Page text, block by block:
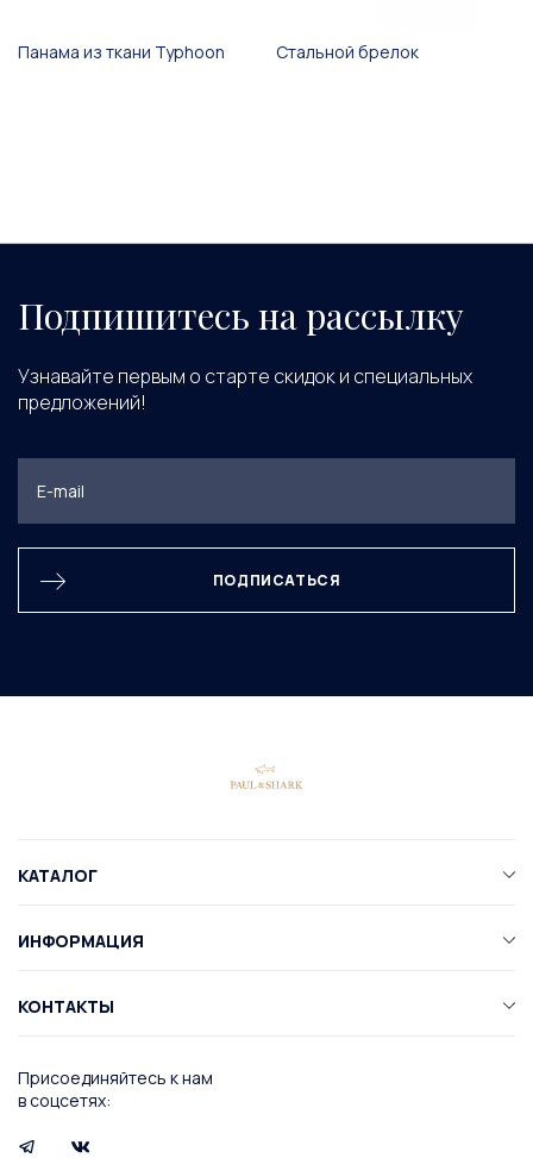
Панама из ткани Typhoon Стальной брелок
Подпишитесь на рассылку
Узнавайте первым о старте скидок и специальных
предложений!
ПОДПИСАТЬСЯ
Присоединяйтесь к нам
в соцсетях:
КАТАЛОГ
ИНФОРМАЦИЯ
КОНТАКТЫ